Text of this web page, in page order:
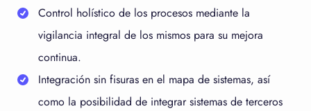
Control holístico de los procesos mediante la
vigilancia integral de los mismos para su mejora
continua.
Integración sin fisuras en el mapa de sistemas, así
como la posibilidad de integrar sistemas de terceros